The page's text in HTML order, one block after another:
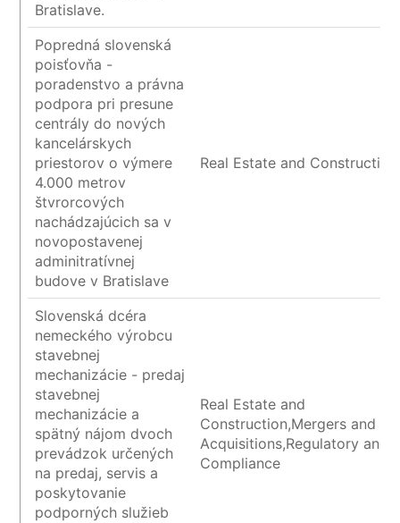
Bratislave.
Popredná slovenská
poisťovňa -
poradenstvo a právna
podpora pri presune
centrály do nových
kancelárskych
priestorov o výmere
4.000 metrov
štvrorcových
nachádzajúcich sa v
novopostavenej
adminitratívnej
budove v Bratislave
Real Estate and Construction
Slovenská dcéra
nemeckého výrobcu
stavebnej
mechanizácie - predaj
stavebnej
mechanizácie a
spätný nájom dvoch
prevádzok určených
na predaj, servis a
poskytovanie
podporných služieb
Real Estate and
Construction,Mergers and
Acquisitions,Regulatory and
Compliance